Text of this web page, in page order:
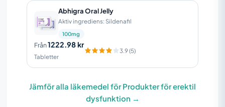
Abhigra Oral Jelly
Aktiv ingrediens: Sildenafil
100mg
Från1222.98 kr
Tabletter
3.9 (5)
Jämför alla läkemedel för Produkter för erektil
dysfunktion →